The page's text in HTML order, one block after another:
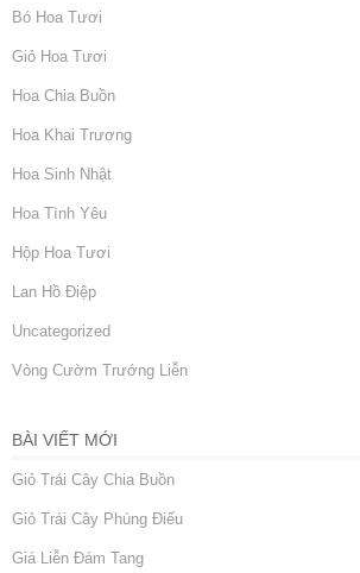
Bó Hoa Tươi
Giỏ Hoa Tươi
Hoa Chia Buồn
Hoa Khai Trương
Hoa Sinh Nhật
Hoa Tình Yêu
Hộp Hoa Tươi
Lan Hồ Điệp
Uncategorized
Vòng Cườm Trướng Liễn
BÀI VIẾT MỚI
Giỏ Trái Cây Chia Buồn
Giỏ Trái Cây Phúng Điếu
Giá Liễn Đám Tang